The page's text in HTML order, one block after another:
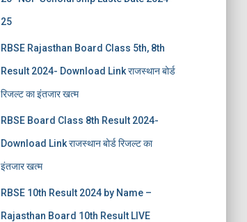
25
RBSE Rajasthan Board Class 5th, 8th
Result 2024- Download Link राजस्थान बोर्ड
रिजल्‍ट का इंतजार खत्‍म
RBSE Board Class 8th Result 2024-
Download Link राजस्थान बोर्ड रिजल्‍ट का
इंतजार खत्‍म
RBSE 10th Result 2024 by Name –
Rajasthan Board 10th Result LIVE